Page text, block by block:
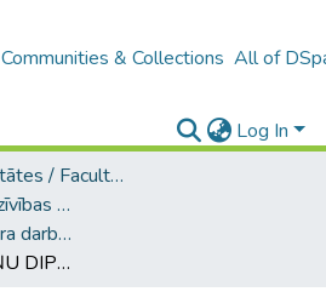
Communities & Collections All of
Log In
B4 – LU fakultātes / Faculties of the UL
A -- Medicīnas un dzīvības zinātņu fakultāte / Faculty of Medicine and Life Sciences
Bakalaura un maģistra darbi (MDZF) / Bachelor's and Master's theses
PLAKANSTAIPEKŅU DIPHASIUM C. PRESL EX ROTHM. ĢINTS MORFOLOĢIJA UN EKOLOĢIJA